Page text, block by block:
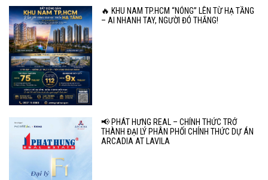
🔥 KHU NAM TP.HCM “NÓNG” LÊN TỪ HẠ TẦNG
– AI NHANH TAY, NGƯỜI ĐÓ THẮNG!
📢 PHÁT HƯNG REAL – CHÍNH THỨC TRỞ
THÀNH ĐẠI LÝ PHÂN PHỐI CHÍNH THỨC DỰ ÁN
ARCADIA AT LAVILA